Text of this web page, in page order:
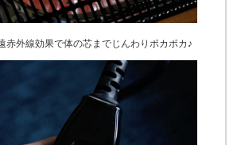
赤外線効果で体の芯までじんわりポカポカ♪